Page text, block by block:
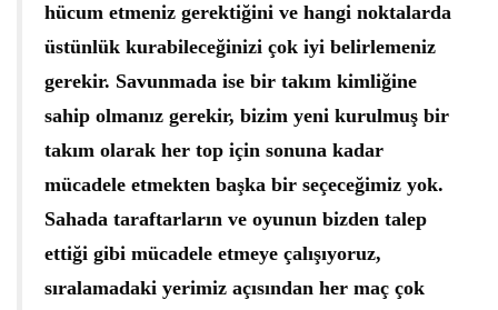
hücum etmeniz gerektiğini ve hangi noktalarda
üstünlük kurabileceğinizi çok iyi belirlemeniz
gerekir. Savunmada ise bir takım kimliğine
sahip olmanız gerekir, bizim yeni kurulmuş bir
takım olarak her top için sonuna kadar
mücadele etmekten başka bir seçeceğimiz yok.
Sahada taraftarların ve oyunun bizden talep
ettiği gibi mücadele etmeye çalışıyoruz,
sıralamadaki yerimiz açısından her maç çok